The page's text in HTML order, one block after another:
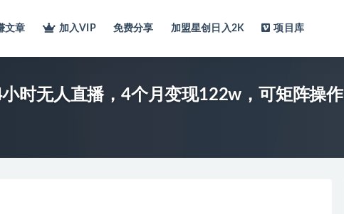
文章 加入VIP 免费分享 加盟星创日入2K 项目库
时无人直播，4个月变现122w，可矩阵操作